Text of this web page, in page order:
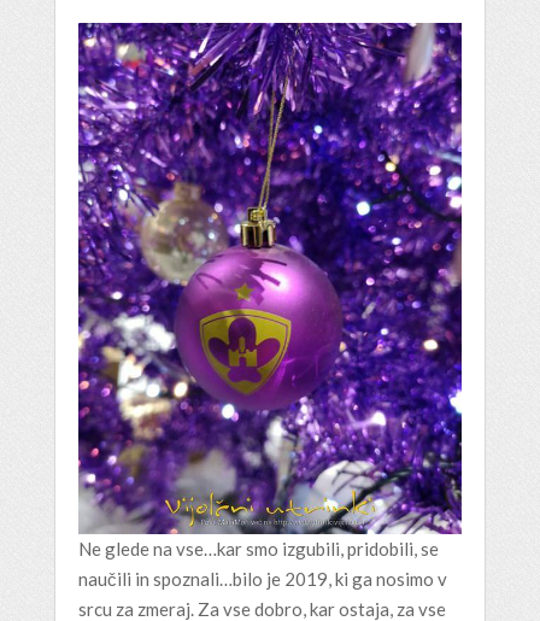
Ne glede na vse…kar smo izgubili, pridobili, se
naučili in spoznali…bilo je 2019, ki ga nosimo v
srcu za zmeraj. Za vse dobro, kar ostaja, za vse